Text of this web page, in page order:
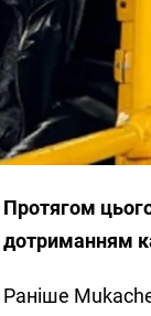
Протягом
дотриманням
Раніше